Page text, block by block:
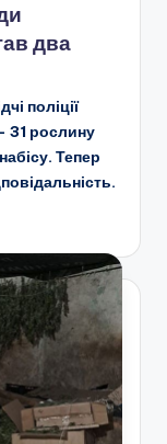
два
поліції
31 рослину
Тепер